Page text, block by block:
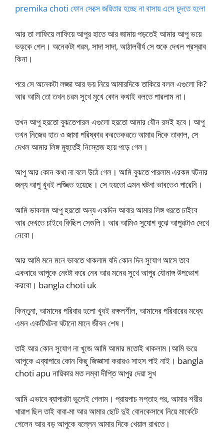
premika choti ফোন সেক্সে জয়িতার হচ্ছে না বাসায় এসে চুদতে হলো
আর তা লাফিয়ে লাফিয়ে আপুর হাতে আর জামায় পড়তেই আমার আপু ভয়ে
ভড়কে গেল। অনেকটা গরম, সাদা সাদা, আঠালবীর্য সে শুকে দেখল প্রস্রাব
কিনা।
পরে সে অনেকটা লজ্জা আর ভয় নিয়ে আমারদিকে তাকিয়ে বলল এগুলো কি?
আর আমি তো তখন চরম সুখে মুখে কোন কথাই বলতে পারলাম না।
তখন আপু হয়তো বুঝতেপারল এগুলো হয়তো আমার যৌন রসই হবে। আপু
তখন নিজের হাত ও জামা পরিষ্কার করতেকরতে আমার দিকে তাকাল, সে
দেখল আমার লিঙ্গ মুহুর্তেই নিস্তেজ হয়ে পড়ে গেল।
আপু আর কোন কথা না বলে উঠে গেল। আমি বুঝতে পারলাম এরকম ঘটনার
জন্য আপু খুবই লজ্জিত হয়েছে। সে হয়তো এমন ঘটনা ভাবতেও পারেনি।
আমি ভাবলাম আপু হয়তো অন্য একদিন আবার আমার লিঙ্গ ধরতে চাইবে
আর দেখতে চাইবে কিছিল সেগুলি। আর আমিও সুযোগ বুঝে আপুরটাও দেখে
নেবো।
আর আমি মনে মনে ভাবতে থাকলাম যদি কোন দিন সুযোগ আসে তবে
একবারে আপুকে নেংটা করে নেব আর মনের সুখে আপুর যৌনাঙ্গ উপভোগ
করবো। bangla choti uk
কিন্তুনা, আমাদের পরিবার হলো খুবই রক্ষলশীল, আমাদের পরিবারের মধ্যে
এমন একটিঘটনা ঘটানো মানে জীবন শেষ।
তাই আর কোন সুযোগ না খুজে আমি আমার মতোই থাকলাম।আমি ভয়ে
আপুকে এব্যাপারে কোন কিছু জিজ্ঞাসা করারও সাহস পাই নাই। bangla
choti apu নায়িকার মত লম্বা দীপ্তি আপুর দেয়া সুখ
আমি এভাবে ব্যাপারটা ভুলেই গেলাম। প্রায়পাচ সপ্তাহ পর, আমার শরীর
খারাপ ছিল তাই বাবা-মা আর আমার ছোট দুই বোনকেসাথে নিয়ে মার্কেটে
গেলেন আর বড় আপুকে বল্লেন আমার দিকে খেয়াল রাখতে।